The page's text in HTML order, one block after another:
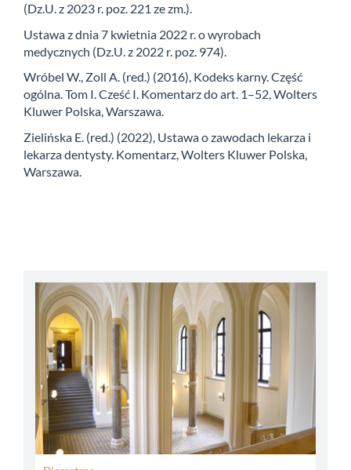
(Dz.U. z 2023 r. poz. 221 ze zm.).
Ustawa z dnia 7 kwietnia 2022 r. o wyrobach
medycznych (Dz.U. z 2022 r. poz. 974).
Wróbel W., Zoll A. (red.) (2016), Kodeks karny. Część
ogólna. Tom I. Cześć I. Komentarz do art. 1–52, Wolters
Kluwer Polska, Warszawa.
Zielińska E. (red.) (2022), Ustawa o zawodach lekarza i
lekarza dentysty. Komentarz, Wolters Kluwer Polska,
Warszawa.
abbey